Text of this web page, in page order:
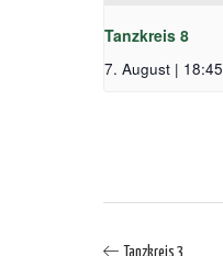
Tanzkreis 8
7. August | 18:45
Tanzkreis 3